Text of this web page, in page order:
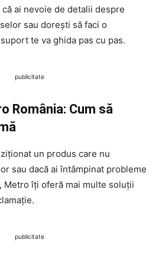
ai nevoie de detalii despre
sau dorești să faci o
te va ghida pas cu pas.
publicitate
România: Cum să
un produs care nu
sau dacă ai întâmpinat probleme
Metro îți oferă mai multe soluții
publicitate